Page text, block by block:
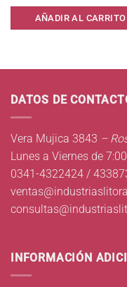
AÑADIR AL CARRITO
DATOS DE
Vera Mujica 3843 –
Lunes a Viernes de
0341-4322424 /
INFORMACIÓN